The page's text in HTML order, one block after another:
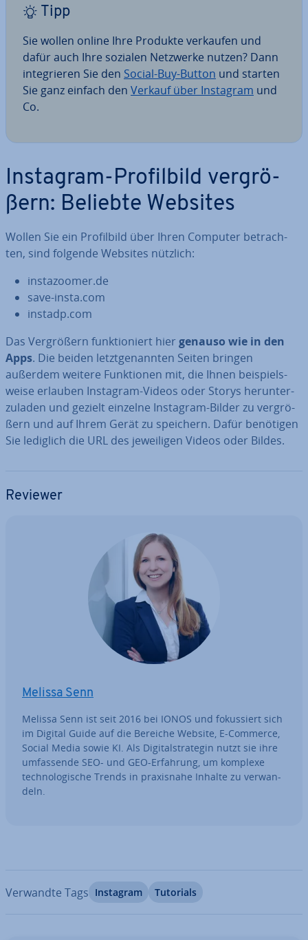
Tipp
Sie wollen online Ihre Produkte verkaufen und
dafür auch Ihre sozialen Netzwerke nutzen? Dann
in­te­grie­ren Sie den Social-Buy-Button und starten
Sie ganz einfach den Verkauf über Instagram und
Co.
Instagram-Pro­fil­bild ver­grö­
ßern: Beliebte Websites
Wollen Sie ein Pro­fil­bild über Ihren Computer be­trach­
ten, sind folgende Websites nützlich:
in­s­ta­zoo­mer.de
save-insta.com
instadp.com
Das Ver­grö­ßern funk­tio­niert hier genauso wie in den
Apps. Die beiden letzt­ge­nann­ten Seiten bringen
außerdem weitere Funk­tio­nen mit, die Ihnen bei­spiels­
wei­se erlauben Instagram-Videos oder Storys her­un­ter­
zu­la­den und gezielt einzelne Instagram-Bilder zu ver­grö­
ßern und auf Ihrem Gerät zu speichern. Dafür benötigen
Sie lediglich die URL des je­wei­li­gen Videos oder Bildes.
Reviewer
Melissa Senn
Melissa Senn ist seit 2016 bei IONOS und fo­kus­siert sich
im Digital Guide auf die Bereiche Website, E-Commerce,
Social Media sowie KI. Als Di­gi­tal­stra­te­gin nutzt sie ihre
um­fas­sen­de SEO- und GEO-Erfahrung, um komplexe
tech­no­lo­gi­sche Trends in pra­xis­na­he Inhalte zu ver­wan­
deln.
Verwandte Tags Instagram Tutorials